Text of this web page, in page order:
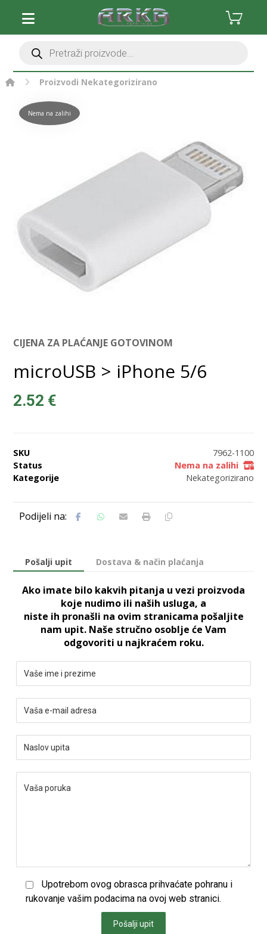
Proizvodi Nekategorizirano
Nema na zalihi
CIJENA ZA PLAĆANJE GOTOVINOM
microUSB > iPhone 5/6
2.52 €
SKU
7962-1100
Status
Nema na zalihi
Kategorije
Nekategorizirano
Pošalji upit Dostava & način plaćanja
Ako imate bilo kakvih pitanja u vezi proizvoda
koje nudimo ili naših usluga, a
niste ih pronašli na ovim stranicama pošaljite
nam upit. Naše stručno osoblje će Vam
odgovoriti u najkraćem roku.
Upotrebom ovog obrasca prihvaćate pohranu i
rukovanje vašim podacima na ovoj web stranici.
Pošalji upit